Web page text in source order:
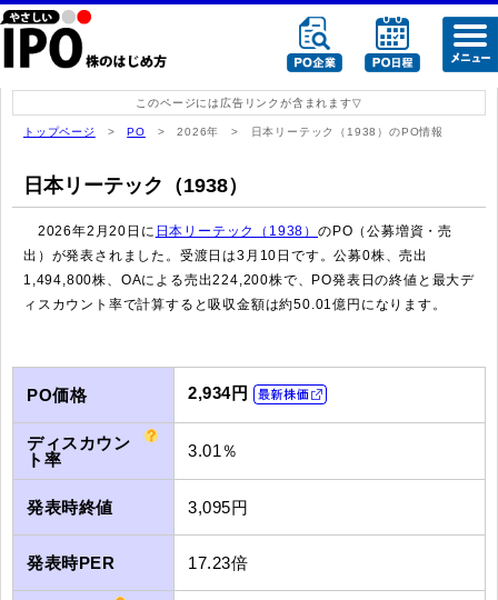
このページには広告リンクが含まれます
トップページ >PO > 2026年 > 日本リーテック（1938）のPO情報
日本リーテック（1938）
2026年2月20日に 日本リーテック（1938）のPO（公募増資・売
出）が発表されました。受渡日は3月10日です。公募0株、売出
1,494,800株、OAによる売出224,200株で、PO発表日の終値と最大デ
ィスカウント率で計算すると吸収金額は約50.01億円になります。
PO価格 2,934円
ディスカウン
ト率
3.01％
発表時終値 3,095円
発表時PER 17.23倍